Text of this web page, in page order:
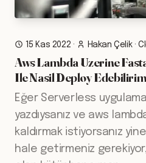
15 Kas 2022 · Hakan Çelik·
Aws Lambda Uzerine
Ile Nasil Deploy
Eğer Serverless
yazdıysanız ve aws
kaldırmak istiyorsanız
hale getirmeniz